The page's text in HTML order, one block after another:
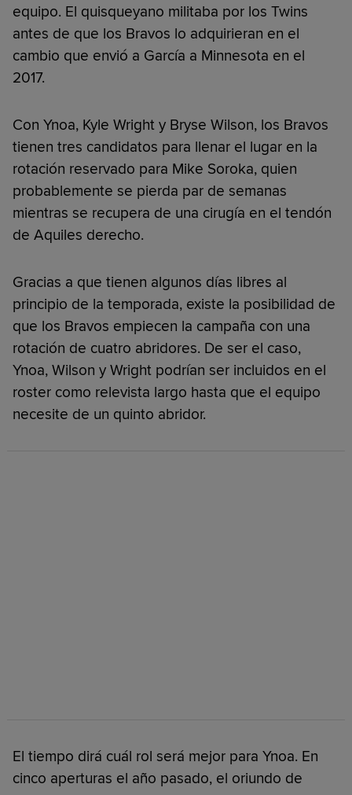
equipo. El quisqueyano militaba por los Twins
antes de que los Bravos lo adquirieran en el
cambio que envió a García a Minnesota en el
2017.
Con Ynoa, Kyle Wright y Bryse Wilson, los Bravos
tienen tres candidatos para llenar el lugar en la
rotación reservado para Mike Soroka, quien
probablemente se pierda par de semanas
mientras se recupera de una cirugía en el tendón
de Aquiles derecho.
Gracias a que tienen algunos días libres al
principio de la temporada, existe la posibilidad de
que los Bravos empiecen la campaña con una
rotación de cuatro abridores. De ser el caso,
Ynoa, Wilson y Wright podrían ser incluidos en el
roster como relevista largo hasta que el equipo
necesite de un quinto abridor.
El tiempo dirá cuál rol será mejor para Ynoa. En
cinco aperturas el año pasado, el oriundo de